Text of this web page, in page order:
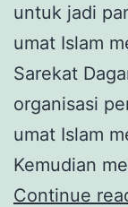
untuk jadi
umat Islam
Sarekat
organisasi
umat Islam
Kemudian
Continue